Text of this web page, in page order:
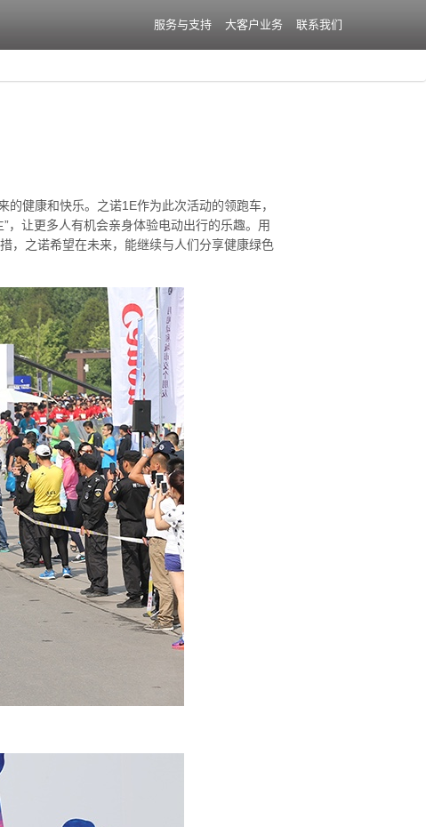
服务与支持 大客户业务 联系我们
健康和快乐。之诺1E作为此次活动的领跑车，
，让更多人有机会亲身体验电动出行的乐趣。用
，之诺希望在未来，能继续与人们分享健康绿色